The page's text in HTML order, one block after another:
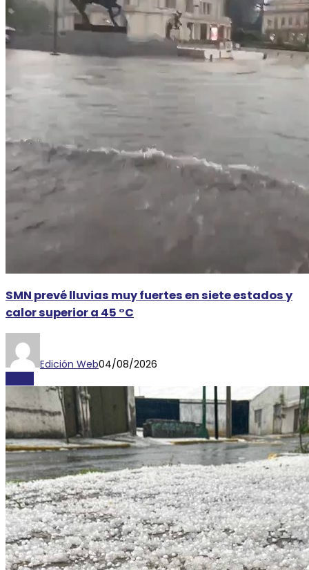
SMN prevé lluvias muy fuertes en siete estados y
calor superior a 45 °C
Edición Web04/08/2026